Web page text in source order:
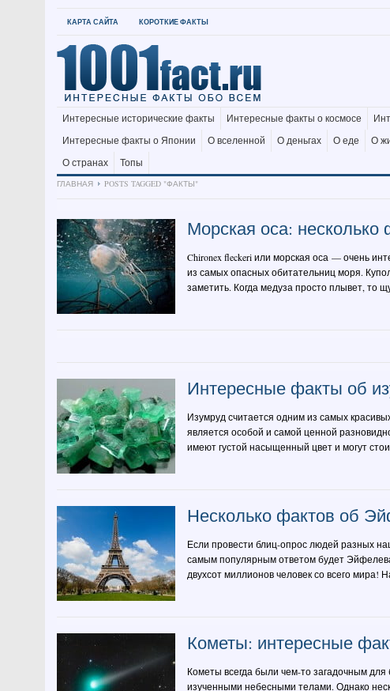
КАРТА САЙТА КОРОТКИЕ ФАКТЫ
Интересные исторические факты Интересные факты о космосе
Интересные факты о Японии
О вселенной О деньгах О еде О
О странах
Топы
ГЛАВНАЯ
POSTS TAGGED "ФАКТЫ"
Морская оса: несколько
Chironex fleckeri или морская оса — очень
из самых опасных обитательниц моря.
заметить. Когда медуза просто плывет, то
Интересные факты об
Изумруд считается одним из самых
является особой и самой ценной
имеют густой насыщенный цвет и могут
Несколько фактов об
Если провести блиц-опрос людей разных
самым популярным ответом будет
двухсот миллионов человек со всего
Кометы: интересные
Кометы всегда были чем-то загадочным
изученными небесными телами. Однако